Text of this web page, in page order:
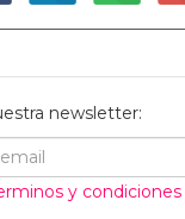
newsletter:
y condiciones